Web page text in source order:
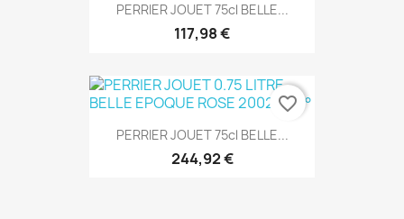
PERRIER JOUET 75cl BELLE...
117,98 €
PERRIER JOUET 75cl BELLE...
244,92 €
favorite_border